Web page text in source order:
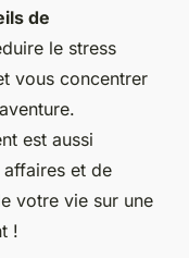
de
le stress
vous concentrer
est aussi
et de
votre vie sur une
!